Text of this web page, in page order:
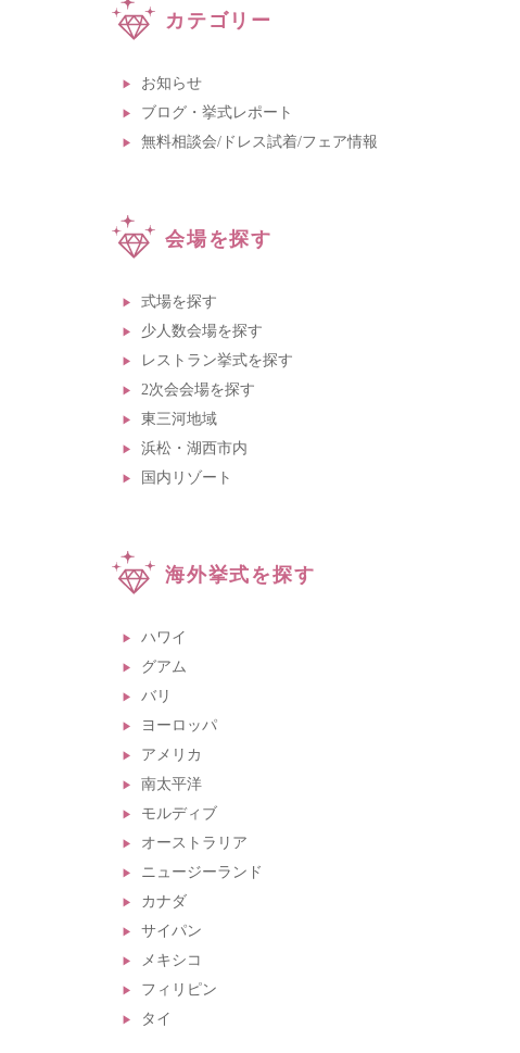
カテゴリー
お知らせ
ブログ・挙式レポート
無料相談会/ドレス試着/フェア情報
会場を探す
式場を探す
少人数会場を探す
レストラン挙式を探す
2次会会場を探す
東三河地域
浜松・湖西市内
国内リゾート
海外挙式を探す
ハワイ
グアム
バリ
ヨーロッパ
アメリカ
南太平洋
モルディブ
オーストラリア
ニュージーランド
カナダ
サイパン
メキシコ
フィリピン
タイ